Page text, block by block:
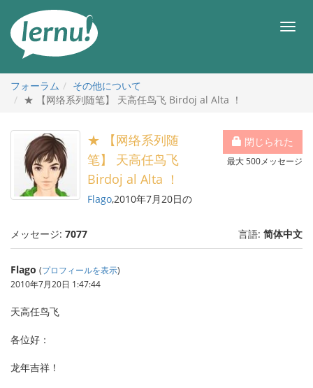
メ
フォーラム
その他について
★ 【网络系列随笔】 天高任鸟飞 Birdoj al Alta ！
閉じられた
最大 500メッセージ
★ 【网络系列随
笔】 天高任鸟飞
Birdoj al Alta ！
Flago,2010年7月20日の
メッセージ: 7077 言語: 简体中文
Flago (プロフィールを表示)
2010年7月20日 1:47:44
天高任鸟飞
各位好：
龙年吉祥！